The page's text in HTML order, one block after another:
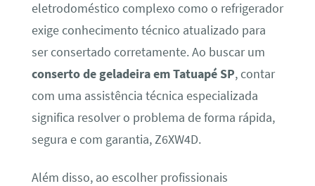
eletrodoméstico complexo como o refrigerador
exige conhecimento técnico atualizado para
ser consertado corretamente. Ao buscar um
conserto de geladeira em Tatuapé SP, contar
com uma assistência técnica especializada
significa resolver o problema de forma rápida,
segura e com garantia, Z6XW4D.
Além disso, ao escolher profissionais